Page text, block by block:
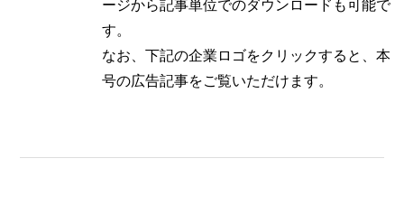
ージから記事単位でのダウンロードも可能で
す。
なお、下記の企業ロゴをクリックすると、本
号の広告記事をご覧いただけます。